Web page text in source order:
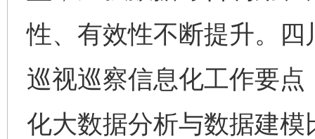
性、有效性不断提升。
巡视巡察信息化工作要
化大数据分析与数据建